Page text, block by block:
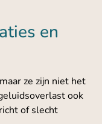
en
ze zijn niet het
ook
of slecht